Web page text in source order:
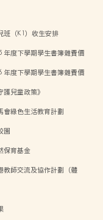
班（K1）收生安排
年度下學期學生書簿雜費價
年度下學期學生書簿雜費價
護兒童政策》
會綠色生活教育計劃
園
保育基金
教師交流及協作計劃（體